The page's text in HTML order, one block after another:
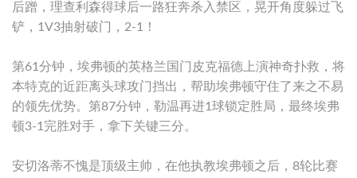
后蹭，理查利森得球后一路狂奔杀入禁区，晃开角度躲过飞
铲，1V3抽射破门，2-1！
第61分钟，埃弗顿的英格兰国门皮克福德上演神奇扑救，将
本特克的近距离头球攻门挡出，帮助埃弗顿守住了来之不易
的领先优势。第87分钟，勒温再进1球锁定胜局，最终埃弗
顿3-1完胜对手，拿下关键三分。
安切洛蒂不愧是顶级主帅，在他执教埃弗顿之后，8轮比赛